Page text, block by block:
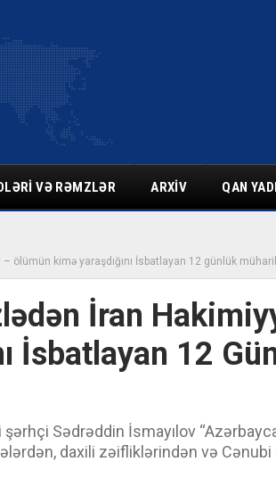
VƏ RƏMZLƏR ARXIV QAN
ölümün kimə yaraşdığını İsbatlayan 12 günlük
İran
İsbatlayan 12
Sədrəddin İsmayılov
daxili zəifliklərindən və